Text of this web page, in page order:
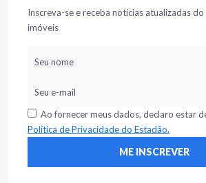
Inscreva-se e receba notícias atualizadas
imóveis
Ao fornecer meus dados, declaro estar
Política de Privacidade do Estadão.